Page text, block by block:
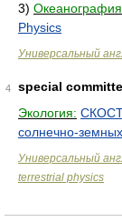
3)
Physics
Универсальный
4
special
Экология:
солнечно-
Универсальный
terrestrial physics